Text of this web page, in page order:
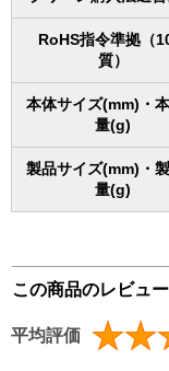
RoHS指令準拠（
質）
本体サイズ(mm)・
量(g)
製品サイズ(mm)・
量(g)
この商品のレビュ
平均評価